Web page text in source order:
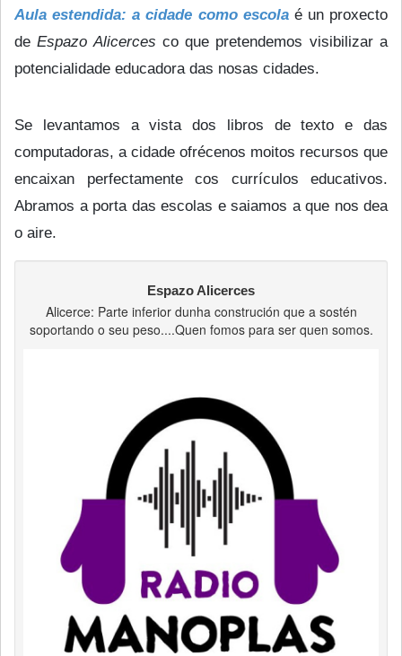
Aula estendida: a cidade como escolaé un proxecto
deEspazo Alicerces co que pretendemos visibilizar a
potencialidade educadora das nosas cidades.
Se levantamos a vista dos libros de texto e das
computadoras, a cidade ofrécenos moitos recursos que
encaixan perfectamente cos currículos educativos.
Abramos a porta das escolas e saiamos a que nos dea
o aire.
Espazo Alicerces
Alicerce: Parte inferior dunha construción que a sostén
soportando o seu peso....Quen fomos para ser quen somos.